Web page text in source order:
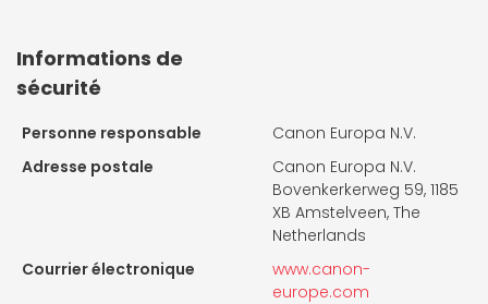
Informations de
sécurité
Personne responsable
Canon Europa N.V.
Adresse postale
Canon Europa N.V.
Bovenkerkerweg 59, 1185
XB Amstelveen, The
Netherlands
Courrier électronique
www.canon-
europe.com